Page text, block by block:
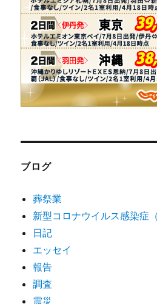
ブログ
葬祭業
新型コロナウイルス感染症
日記
エッセイ
報告
調査
震災